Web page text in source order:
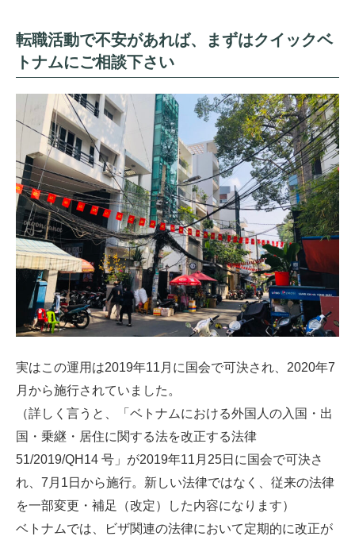
転職活動で不安があれば、まずはクイックベ
トナムにご相談下さい
実はこの運用は2019年11月に国会で可決され、2020年7
月から施行されていました。
（詳しく言うと、「ベトナムにおける外国人の入国・出
国・乗継・居住に関する法を改正する法律
51/2019/QH14 号」が2019年11月25日に国会で可決さ
れ、7月1日から施行。新しい法律ではなく、従来の法律
を一部変更・補足（改定）した内容になります）
ベトナムでは、ビザ関連の法律において定期的に改正が